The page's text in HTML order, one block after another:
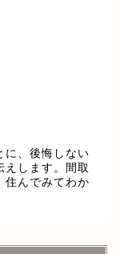
に、後悔しない
えします。間取
住んでみてわか